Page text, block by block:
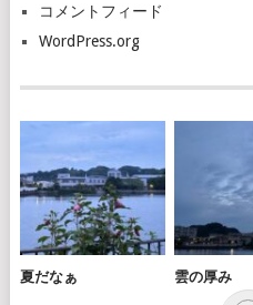
コメントフィード
WordPress.org
夏だなぁ 雲の厚み